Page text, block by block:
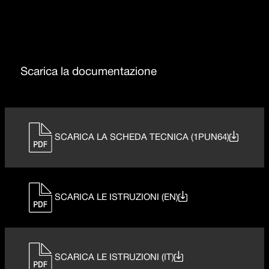
Scarica la documentazione
SCARICA LA SCHEDA TECNICA (1PUN64)
SCARICA LE ISTRUZIONI (EN)
SCARICA LE ISTRUZIONI (IT)